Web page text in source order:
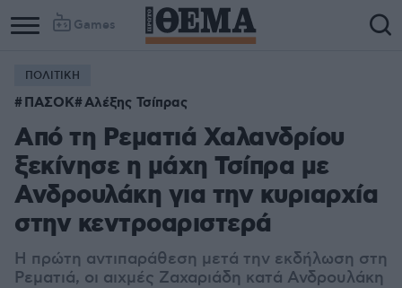
Games
ΠΟΛΙΤΙΚΗ
ΠΑΣΟΚ Αλέξης Τσίπρας
Από τη Ρεματιά Χαλανδρίου
ξεκίνησε η μάχη Τσίπρα με
Ανδρουλάκη για την κυριαρχία
στην κεντροαριστερά
Η πρώτη αντιπαράθεση μετά την εκδήλωση στη
Ρεματιά, οι αιχμές Ζαχαριάδη κατά Ανδρουλάκη